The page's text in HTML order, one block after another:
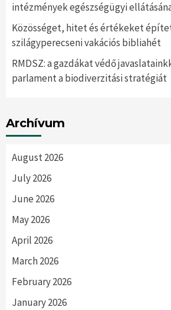
intézmények egészségügyi
Közösséget, hitet és értékeket
szilágyperecseni vakációs bibliahét
RMDSZ: a gazdákat védő
parlament a biodiverzitási stratégiát
Archívum
August 2026
July 2026
June 2026
May 2026
April 2026
March 2026
February 2026
January 2026